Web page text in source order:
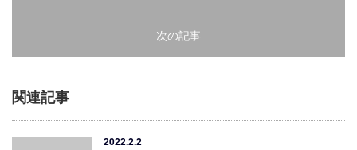
次の記事
関連記事
2022.2.2